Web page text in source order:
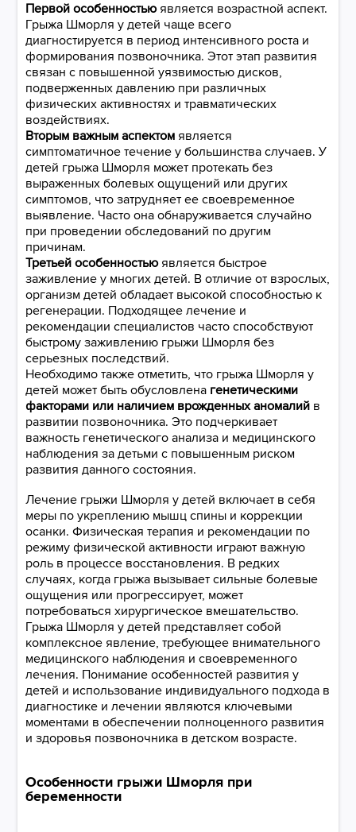
Первой особенностьюявляется возрастной аспект.
Грыжа Шморля у детей чаще всего
диагностируется в период интенсивного роста и
формирования позвоночника. Этот этап развития
связан с повышенной уязвимостью дисков,
подверженных давлению при различных
физических активностях и травматических
воздействиях.
Вторым важным аспектом является
симптоматичное течение у большинства случаев. У
детей грыжа Шморля может протекать без
выраженных болевых ощущений или других
симптомов, что затрудняет ее своевременное
выявление. Часто она обнаруживается случайно
при проведении обследований по другим
причинам.
Третьей особенностьюявляется быстрое
заживление у многих детей. В отличие от взрослых,
организм детей обладает высокой способностью к
регенерации. Подходящее лечение и
рекомендации специалистов часто способствуют
быстрому заживлению грыжи Шморля без
серьезных последствий.
Необходимо также отметить, что грыжа Шморля у
детей может быть обусловлена генетическими
факторами или наличием врожденных аномалий в
развитии позвоночника. Это подчеркивает
важность генетического анализа и медицинского
наблюдения за детьми с повышенным риском
развития данного состояния.
Лечение грыжи Шморля у детей включает в себя
меры по укреплению мышц спины и коррекции
осанки. Физическая терапия и рекомендации по
режиму физической активности играют важную
роль в процессе восстановления. В редких
случаях, когда грыжа вызывает сильные болевые
ощущения или прогрессирует, может
потребоваться хирургическое вмешательство.
Грыжа Шморля у детей представляет собой
комплексное явление, требующее внимательного
медицинского наблюдения и своевременного
лечения. Понимание особенностей развития у
детей и использование индивидуального подхода в
диагностике и лечении являются ключевыми
моментами в обеспечении полноценного развития
и здоровья позвоночника в детском возрасте.
Особенности грыжи Шморля при
беременности